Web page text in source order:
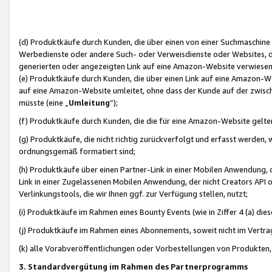
(d) Produktkäufe durch Kunden, die über einen von einer
Werbedienste oder andere Such- oder Verweisdienste oder Websites,
generierten oder angezeigten Link auf eine Amazon-Website
(e) Produktkäufe durch Kunden, die über einen Link auf eine
auf eine Amazon-Website umleitet, ohne dass der Kunde auf der
müsste (eine „ Umleitung“);
(f) Produktkäufe durch Kunden, die die für eine Amazon-Website
(g) Produktkäufe, die nicht richtig zurückverfolgt und erfasst werden,
ordnungsgemäß formatiert sind;
(h) Produktkäufe über einen Partner-Link in einer Mobilen
Link in einer Zugelassenen Mobilen Anwendung, der nicht Creators
Verlinkungstools, die wir Ihnen ggf. zur Verfügung stellen, nutzt;
(i) Produktkäufe im Rahmen eines Bounty Events (wie in Ziffer 4 (a)
(j) Produktkäufe im Rahmen eines Abonnements, soweit nicht im
(k) alle Vorabveröffentlichungen oder Vorbestellungen von
3. Standardvergütung im Rahmen des Partnerprogramms